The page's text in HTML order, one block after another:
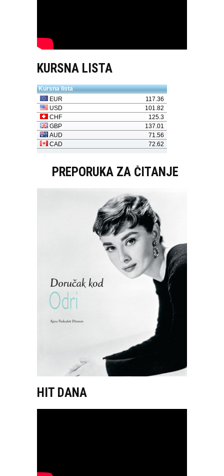
KURSNA LISTA
PREPORUKA ZA ČITANJE
HIT DANA